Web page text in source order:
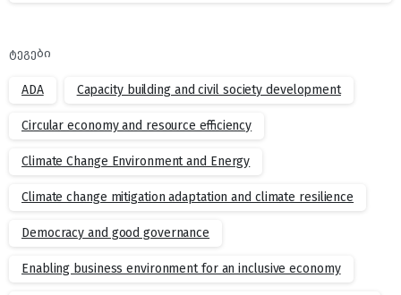
ტეგები
ADA Capacity building and civil society development
Circular economy and resource efficiency
Climate Change Environment and Energy
Climate change mitigation adaptation and climate resilience
Democracy and good governance
Enabling business environment for an inclusive economy